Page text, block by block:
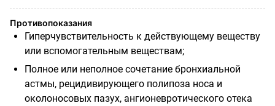
Противопоказания
Гиперчувствительность к действующему веществу
или вспомогательным веществам;
Полное или неполное сочетание бронхиальной
астмы, рецидивирующего полипоза носа и
околоносовых пазух, ангионевротического отека